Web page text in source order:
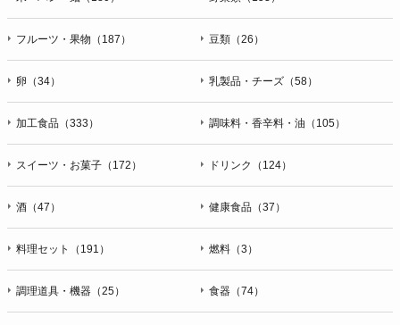
フルーツ・果物（187） 豆類（26）
卵（34） 乳製品・チーズ（58）
加工食品（333） 調味料・香辛料・油（105）
スイーツ・お菓子（172） ドリンク（124）
酒（47） 健康食品（37）
料理セット（191） 燃料（3）
調理道具・機器（25） 食器（74）